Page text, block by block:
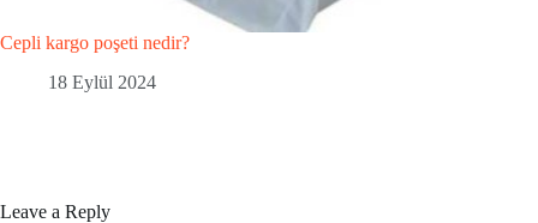
Cepli kargo poşeti nedir?
18 Eylül 2024
Leave a Reply